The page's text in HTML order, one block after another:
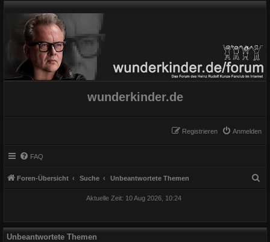
wunderkinder.de
Anmelden
Registrieren
FAQ
Foren-Übersicht Suche Unbeantwortete Themen
Aktuelle Zeit: 10 Aug 2026, 10:24
Unbeantwortete Themen